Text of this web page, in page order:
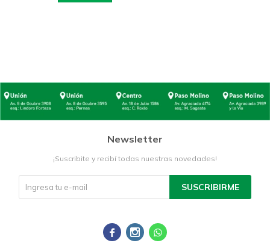
Newsletter
¡Suscribite y recibí todas nuestras novedades!
SUSCRIBIRME
  